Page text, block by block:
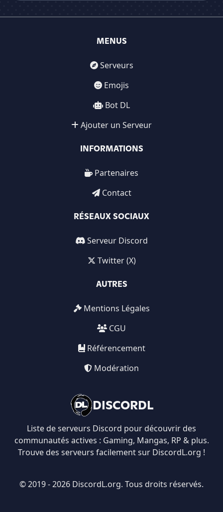
DISCORDL
Liste de serveurs Discord pour découvrir des
communautés actives : Gaming, Mangas, RP & plus.
Trouve des serveurs facilement sur DiscordL.org !
MENUS
Serveurs
Emojis
Bot DL
Ajouter un Serveur
INFORMATIONS
Partenaires
Contact
RÉSEAUX SOCIAUX
Serveur Discord
Twitter (X)
AUTRES
Mentions Légales
CGU
Référencement
Modération
© 2019 - 2026 DiscordL.org. Tous droits réservés.